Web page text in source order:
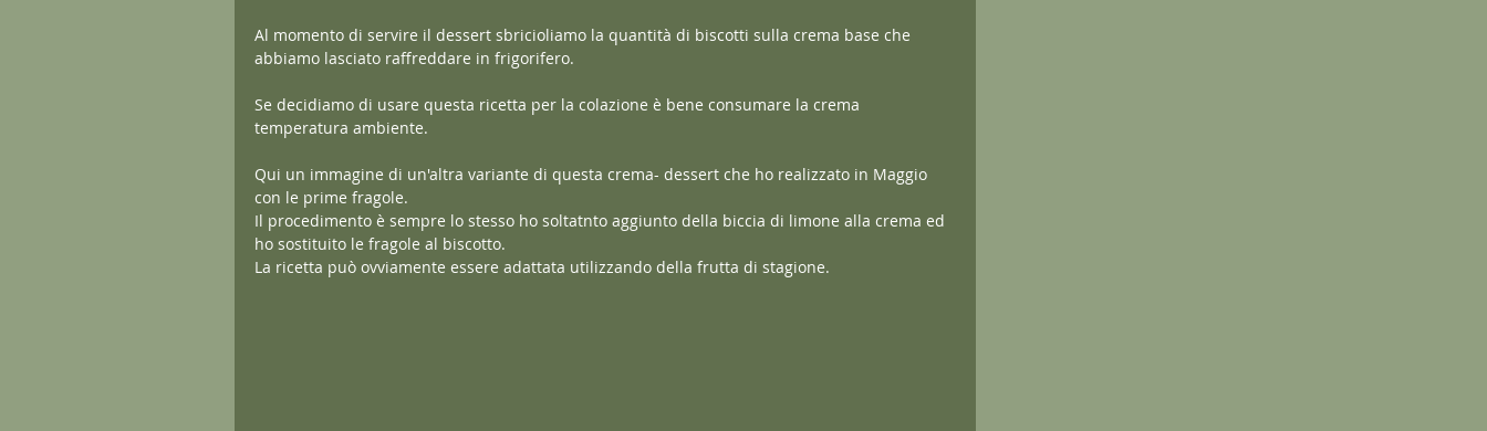
Al momento di servire il dessert sbricioliamo la quantità di biscotti sulla crema base che
abbiamo lasciato raffreddare in frigorifero.
Se decidiamo di usare questa ricetta per la colazione è bene consumare la crema
temperatura ambiente.
Qui un immagine di un'altra variante di questa crema- dessert che ho realizzato in Maggio
con le prime fragole.
Il procedimento è sempre lo stesso ho soltatnto aggiunto della biccia di limone alla crema ed
ho sostituito le fragole al biscotto.
La ricetta può ovviamente essere adattata utilizzando della frutta di stagione.